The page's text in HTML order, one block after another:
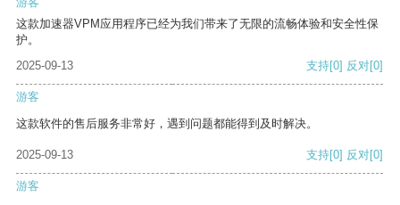
这款加速器VPM应用程序已经为我们带来了无限的流畅体验和安全性保
护。
2025-09-13
支持[0] 反对[0]
游客
这款软件的售后服务非常好，遇到问题都能得到及时解决。
2025-09-13 支持[0] 反对[0]
游客